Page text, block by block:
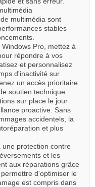
multimédia sont
stables
Pro, mettez à
répondre à vos
et personnalisez
d'inactivité sur
un accès prioritaire
soutien technique
sur place le jour
proactive. Sans
accidentels, la
et plus
protection contre
et les
aux réparations grâce
d'optimiser le
est compris dans